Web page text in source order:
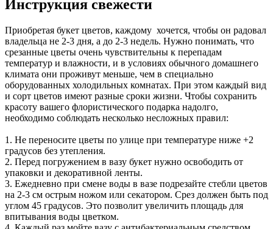
Инструкция свежести
Приобретая букет цветов, каждому хочется, чтобы он радовал
владельца не 2-3 дня, а до 2-3 недель. Нужно понимать, что
срезанные цветы очень чувствительны к перепадам
температур и влажности, и в условиях обычного домашнего
климата они проживут меньше, чем в специально
оборудованных холодильных комнатах. При этом каждый вид
и сорт цветов имеют разные сроки жизни. Чтобы сохранить
красоту вашего флористического подарка надолго,
необходимо соблюдать несколько несложных правил:
1. Не переносите цветы по улице при температуре ниже +2
градусов без утепления.
2. Перед погружением в вазу букет нужно освободить от
упаковки и декоративной ленты.
3. Ежедневно при смене воды в вазе подрезайте стебли цветов
на 2-3 см острым ножом или секатором. Срез должен быть под
углом 45 градусов. Это позволит увеличить площадь для
впитывания воды цветком.